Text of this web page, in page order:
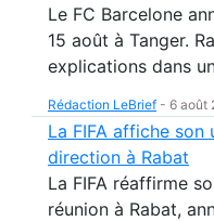
Le FC Barcelone
15 août à Tanger.
explications dans
Rédaction LeBrief - 6 août
La FIFA affiche son
direction à Rabat
La FIFA réaffirme
réunion à Rabat,